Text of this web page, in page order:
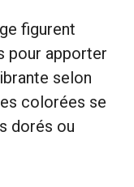
figurent
pour apporter
selon
colorées se
dorés ou